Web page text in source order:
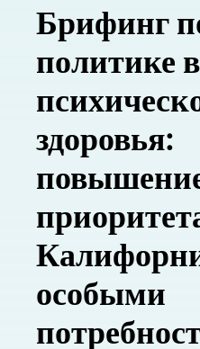
Брифинг
политике
здоровья:
особыми